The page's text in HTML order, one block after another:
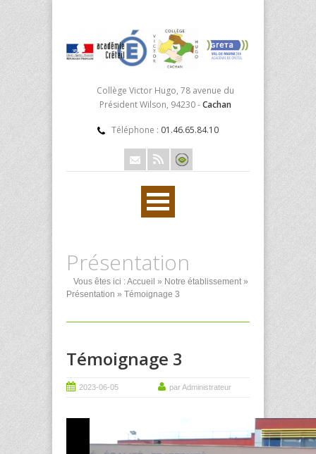
Collège Victor Hugo, 78 avenue du
Président Wilson, 94230 -Cachan
Téléphone : 01.46.65.84.10
Présentation
Vous êtes ici :Accueil » Notre établissement »
Présentation » Témoignage 3
Témoignage 3
2023-06-05 par Administrateur